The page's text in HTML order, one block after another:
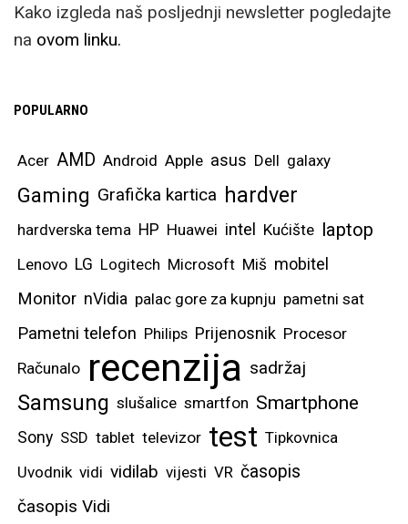
Kako izgleda naš posljednji newsletter pogledajte
na ovom linku.
POPULARNO
Acer AMD Android Apple asus Dell galaxy
Gaming Grafička kartica hardver
hardverska tema HP Huawei intel Kućište laptop
Lenovo LG Logitech Microsoft Miš mobitel
Monitor nVidia palac gore za kupnju pametni sat
Pametni telefon Philips Prijenosnik Procesor
Računalo recenzija sadržaj
Samsung slušalice smartfon Smartphone
Sony SSD tablet televizor test Tipkovnica
Uvodnik vidi vidilab vijesti VR časopis
časopis Vidi